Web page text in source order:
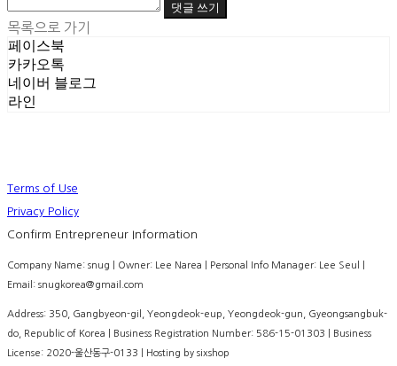
댓글 쓰기
목록으로 가기
페이스북
카카오톡
네이버 블로그
라인
Terms of Use
Privacy Policy
Confirm Entrepreneur Information
Company Name: snug | Owner: Lee Narea | Personal Info Manager: Lee Seul |
Email: snugkorea@gmail.com
Address: 350, Gangbyeon-gil, Yeongdeok-eup, Yeongdeok-gun, Gyeongsangbuk-
do, Republic of Korea | Business Registration Number: 586-15-01303 | Business
License: 2020-울산동구-0133 | Hosting by sixshop